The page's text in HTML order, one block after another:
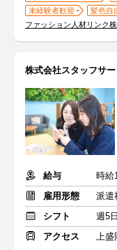
未経験者歓迎
髪色自
ファッション人材リンク
株式会社スタッフサ
給与
時給
雇用形態
派遣
シフト
週5
アクセス
上盛